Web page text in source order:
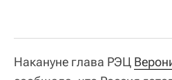
Накануне глава РЭЦ